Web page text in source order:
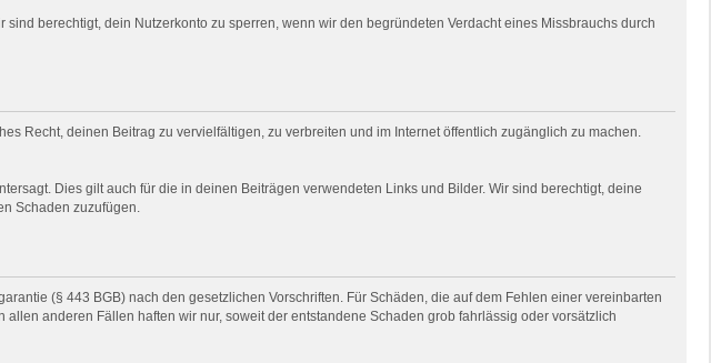
berechtigt, dein Nutzerkonto zu sperren, wenn wir den begründeten Verdacht eines Missbrauchs durch
Recht, deinen Beitrag zu vervielfältigen, zu verbreiten und im Internet öffentlich zugänglich zu machen.
Dies gilt auch für die in deinen Beiträgen verwendeten Links und Bilder. Wir sind berechtigt, deine
Schaden zuzufügen.
(§ 443 BGB) nach den gesetzlichen Vorschriften. Für Schäden, die auf dem Fehlen einer vereinbarten
anderen Fällen haften wir nur, soweit der entstandene Schaden grob fahrlässig oder vorsätzlich